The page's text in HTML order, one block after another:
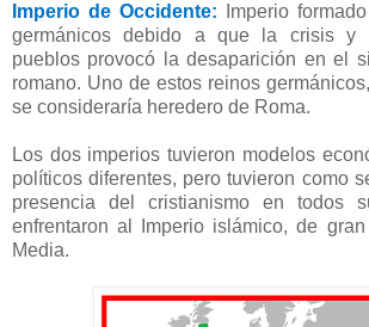
Imperio de Occidente: Imperio
germánicos debido a que la crisis y
pueblos provocó la desaparición en el
romano. Uno de estos reinos
se consideraría heredero de Roma.
Los dos imperios tuvieron modelos
políticos diferentes, pero tuvieron como
presencia del cristianismo en todos
enfrentaron al Imperio islámico, de
Media.